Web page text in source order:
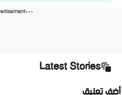
---Advertisement---
Latest Stories